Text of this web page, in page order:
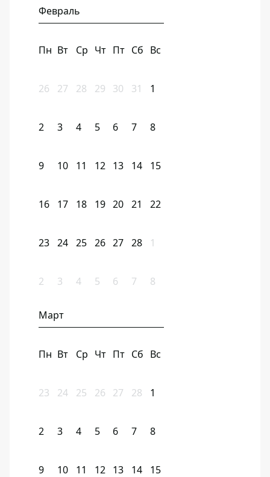
Февраль
Пн Вт Ср Чт Пт Сб Вс
26 27 28 29 30 31 1
2 3 4 5 6 7 8
9 10 11 12 13 14 15
16 17 18 19 20 21 22
23 24 25 26 27 28 1
2 3 4 5 6 7 8
Март
Пн Вт Ср Чт Пт Сб Вс
23 24 25 26 27 28 1
2 3 4 5 6 7 8
9 10 11 12 13 14 15